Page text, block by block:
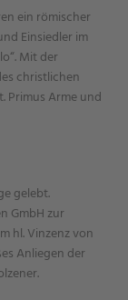
ein römischer
Einsiedler im
Mit der
christlichen
Primus Arme und
gelebt.
GmbH zur
hl. Vinzenz von
Anliegen der